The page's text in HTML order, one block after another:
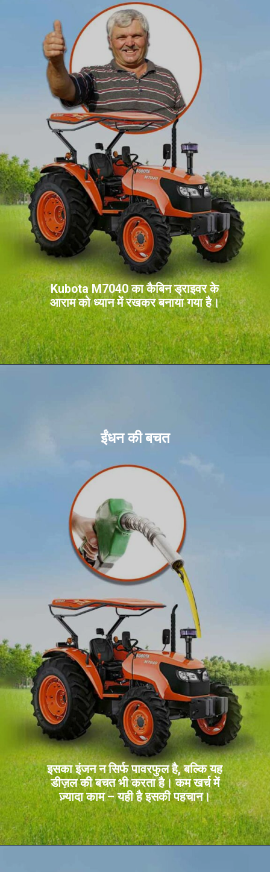
Kubota M7040 का कैबिन ड्राइवर के
आराम को ध्यान में रखकर बनाया गया है।
इसका इंजन न सिर्फ पावरफुल है, बल्कि यह
डीज़ल की बचत भी करता है। कम खर्च में
ज़्यादा काम – यही है इसकी पहचान।
ईंधन की बचत